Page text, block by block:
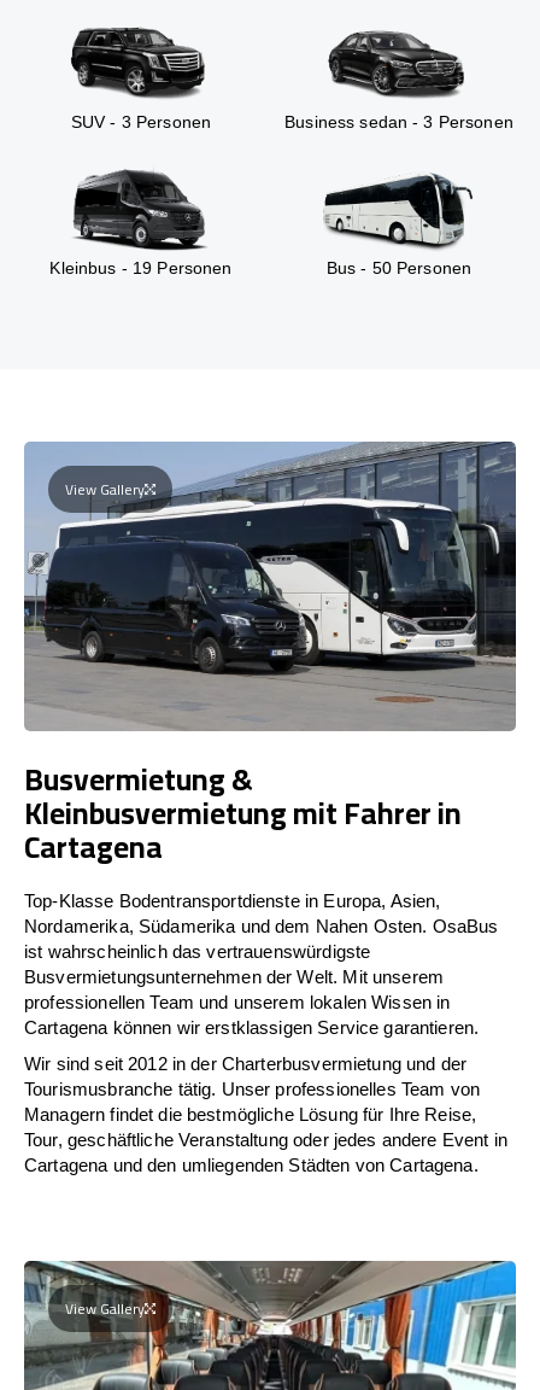
SUV - 3 Personen Business sedan - 3 Personen
Kleinbus - 19 Personen Bus - 50 Personen
View Gallery
Busvermietung &
Kleinbusvermietung mit Fahrer in
Cartagena
Top-Klasse Bodentransportdienste in Europa, Asien,
Nordamerika, Südamerika und dem Nahen Osten. OsaBus
ist wahrscheinlich das vertrauenswürdigste
Busvermietungsunternehmen der Welt. Mit unserem
professionellen Team und unserem lokalen Wissen in
Cartagena können wir erstklassigen Service garantieren.
Wir sind seit 2012 in der Charterbusvermietung und der
Tourismusbranche tätig. Unser professionelles Team von
Managern findet die bestmögliche Lösung für Ihre Reise,
Tour, geschäftliche Veranstaltung oder jedes andere Event in
Cartagena und den umliegenden Städten von Cartagena.
View Gallery